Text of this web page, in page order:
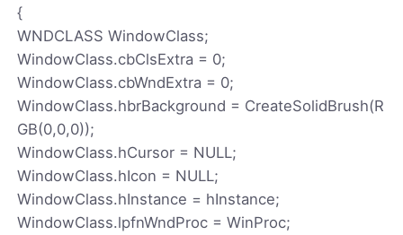
{
WNDCLASS WindowClass;
WindowClass.cbClsExtra = 0;
WindowClass.cbWndExtra = 0;
WindowClass.hbrBackground = CreateSolidBrush(R
GB(0,0,0));
WindowClass.hCursor = NULL;
WindowClass.hIcon = NULL;
WindowClass.hInstance = hInstance;
WindowClass.lpfnWndProc = WinProc;